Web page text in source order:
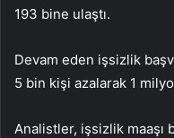
193 bine ulaştı.
Devam eden işsizlik
5 bin kişi azalarak 1
Analistler, işsizlik maaşı